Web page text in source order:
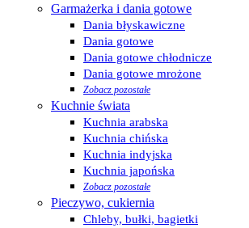
Garmażerka i dania gotowe
Dania błyskawiczne
Dania gotowe
Dania gotowe chłodnicze
Dania gotowe mrożone
Zobacz pozostałe
Kuchnie świata
Kuchnia arabska
Kuchnia chińska
Kuchnia indyjska
Kuchnia japońska
Zobacz pozostałe
Pieczywo, cukiernia
Chleby, bułki, bagietki